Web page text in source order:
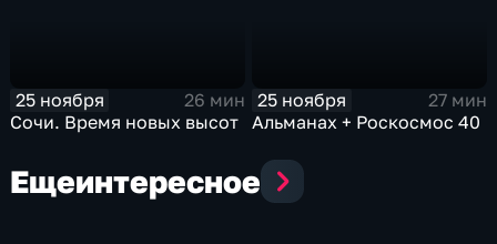
25 ноября
26 мин
Сочи. Время новых высот
25 ноября
27 мин
Альманах + Роскосмос 40
Ещеинтересное